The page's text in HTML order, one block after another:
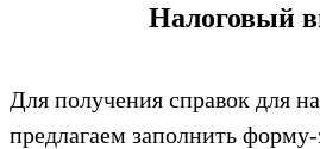
Налоговый
Для получения справок для
предлагаем заполнить форму-